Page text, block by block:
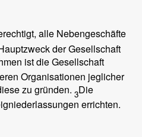
alle Nebengeschäfte
der Gesellschaft
ist die Gesellschaft
Organisationen jeglicher
zu gründen. 3Die
errichten.